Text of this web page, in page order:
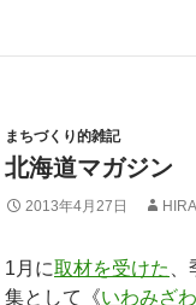
まちづくり的雑記
北海道マガジン
2013年4月27日
1月に取材を受けた
集として《いわみざ